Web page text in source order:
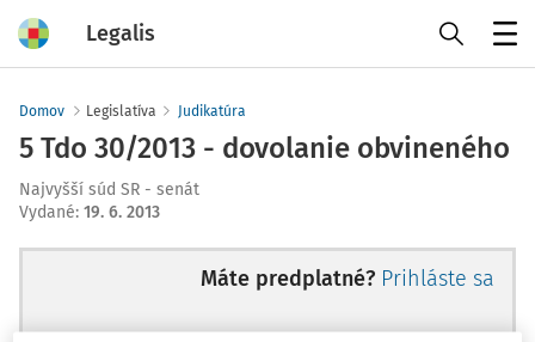
Legalis
Domov Legislatíva Judikatúra
5 Tdo 30/2013 - dovolanie obvineného
Najvyšší súd SR - senát
Vydané: 19. 6. 2013
Máte predplatné? Prihláste sa